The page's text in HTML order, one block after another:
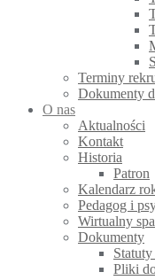
Terminy
Dokumenty
O nas
Aktualności
Kontakt
Historia
Patron
Kalendarz
Pedagog i
Wirtualny
Dokumenty
Pliki